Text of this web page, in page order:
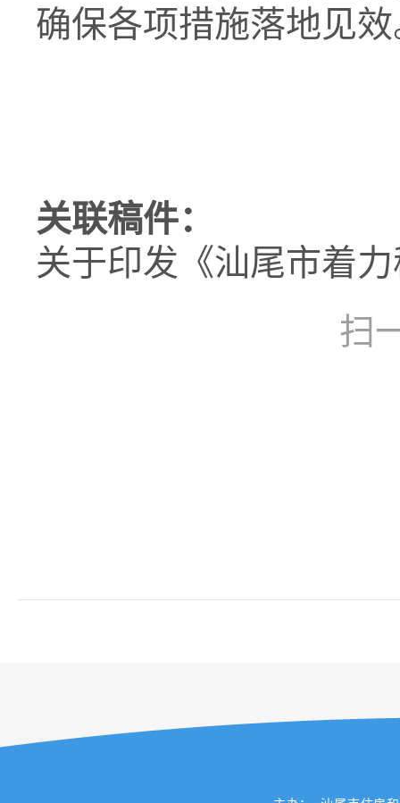
确保各项措施落地见
关联稿件：
关于印发《汕尾市着
扫